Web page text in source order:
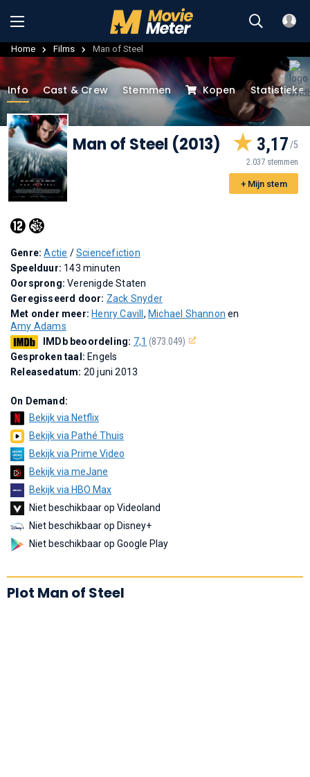
Home Films Man of Steel
Info Cast & Crew Stemmen Kopen
Man of Steel (2013) 3,17
2.037 stemmen
+ Mijn stem
Genre:Actie /Sciencefiction
Speelduur: 143 minuten
Oorsprong:Verenigde Staten
Geregisseerd door: Zack Snyder
Met onder meer: Henry Cavill , Michael Shannon en
Amy Adams
IMDb beoordeling: 7,1 (873.049)
Gesproken taal: Engels
Releasedatum: 20 juni 2013
On Demand:
Bekijk via Netflix
Bekijk via Pathé Thuis
Bekijk via Prime Video
Bekijk via meJane
Bekijk via HBO Max
Niet beschikbaar op Videoland
Niet beschikbaar op Disney+
Niet beschikbaar op Google Play
Plot Man of Steel